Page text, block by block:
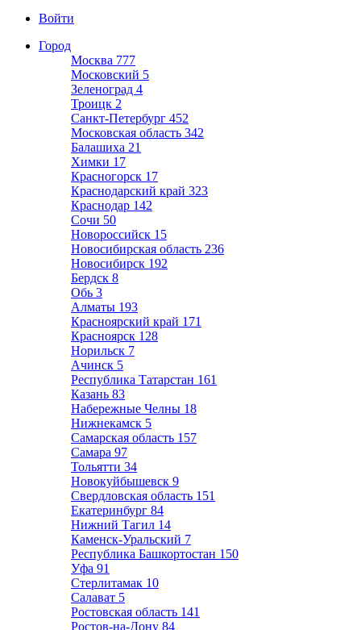
Войти
Город
Москва 777
Московский 5
Зеленоград 4
Троицк 2
Санкт-Петербург 452
Московская область 342
Балашиха 21
Химки 17
Красногорск 17
Краснодарский край 323
Краснодар 142
Сочи 50
Новороссийск 15
Новосибирская область 236
Новосибирск 192
Бердск 8
Обь 3
Алматы 193
Красноярский край 171
Красноярск 128
Норильск 7
Ачинск 5
Республика Татарстан 161
Казань 83
Набережные Челны 18
Нижнекамск 5
Самарская область 157
Самара 97
Тольятти 34
Новокуйбышевск 9
Свердловская область 151
Екатеринбург 84
Нижний Тагил 14
Каменск-Уральский 7
Республика Башкортостан 150
Уфа 91
Стерлитамак 10
Салават 5
Ростовская область 141
Ростов-на-Дону 84